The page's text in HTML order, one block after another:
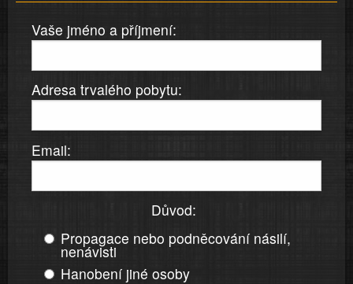
Vaše jméno a příjmení:
Adresa trvalého pobytu:
Email:
Důvod:
Propagace nebo podněcování násilí,
nenávisti
Hanobení jiné osoby